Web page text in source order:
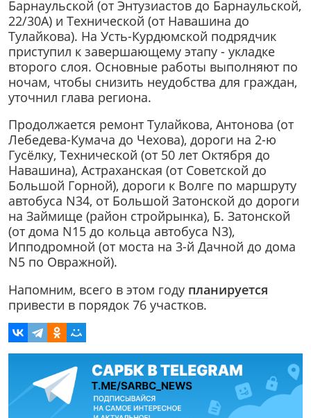
Барнаульской (от Энтузиастов до Барнаульской,
22/30А) и Технической (от Навашина до
Тулайкова). На Усть-Курдюмской подрядчик
приступил к завершающему этапу - укладке
второго слоя. Основные работы выполняют по
ночам, чтобы снизить неудобства для граждан,
уточнил глава региона.
Продолжается ремонт Тулайкова, Антонова (от
Лебедева-Кумача до Чехова), дороги на 2-ю
Гусёлку, Технической (от 50 лет Октября до
Навашина), Астраханская (от Советской до
Большой Горной), дороги к Волге по маршруту
автобуса N34, от Большой Затонской до дороги
на Займище (район стройрынка), Б. Затонской
(от дома N15 до кольца автобуса N3),
Ипподромной (от моста на 3-й Дачной до дома
N5 по Овражной).
Напомним, всего в этом году планируется
привести в порядок 76 участков.